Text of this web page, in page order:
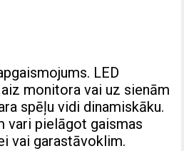
LED
monitora vai uz sienām
spēļu vidi dinamiskāku.
vari pielāgot gaismas
vai garastāvoklim.